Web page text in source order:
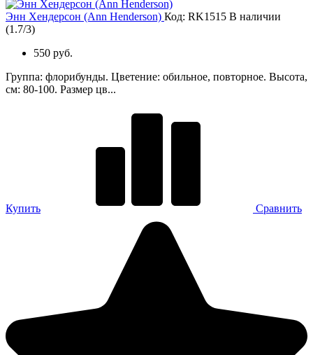
Энн Хендерсон (Ann Henderson) Код: RK1515 В наличии
(1.7/3)
550 руб.
Группа: флорибунды. Цветение: обильное, повторное. Высота,
см: 80-100. Размер цв...
Купить Сравнить